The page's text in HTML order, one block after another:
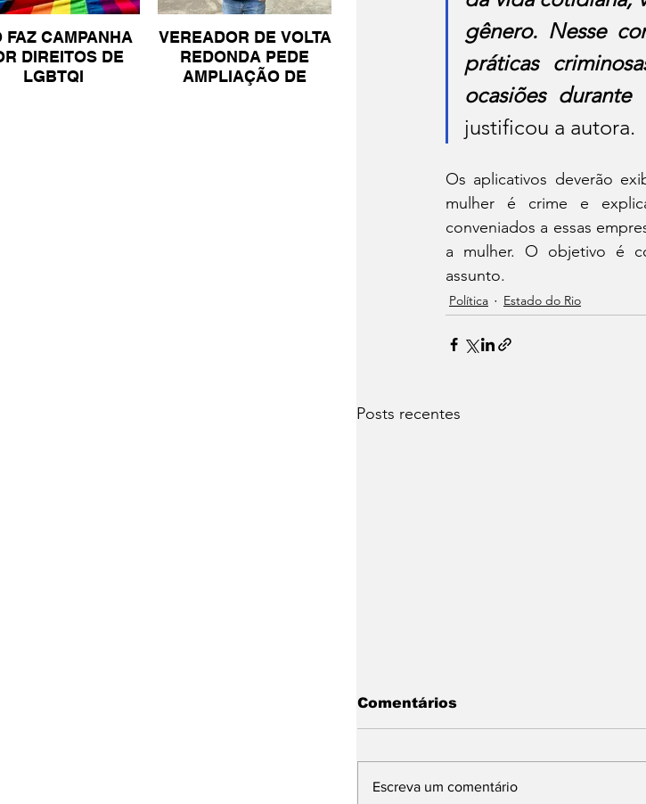
FAZ CAMPANHA
DIREITOS DE
LGBTQI
VEREADOR DE VOLTA
REDONDA PEDE
AMPLIAÇÃO DE
gênero. Nesse
práticas
ocasiões
justificou a autora.
Os aplicativos deverão
mulher é crime e
conveniados a essas
a mulher. O objetivo é
assunto.
Política Estado do Rio
Posts recentes
Comentários
Escreva um comentário